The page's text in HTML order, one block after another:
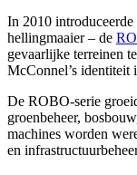
In 2010 introduceerde
hellingmaaier – de
gevaarlijke terreinen
McConnel’s identiteit
De ROBO-serie
groenbeheer,
machines worden
en